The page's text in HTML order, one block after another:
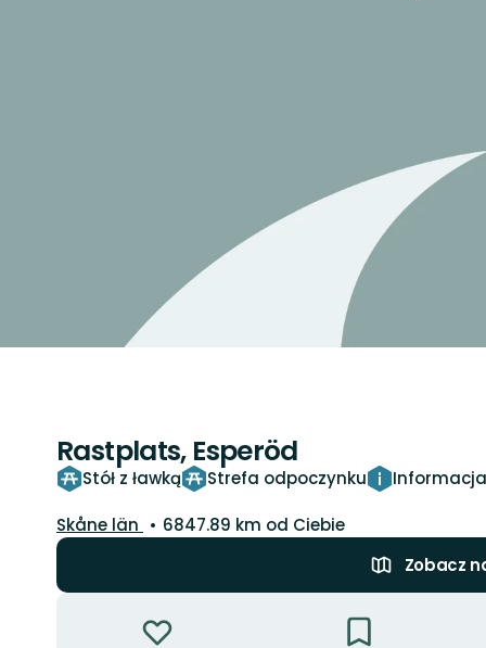
Rastplats, Esperöd
Stół z ławką Strefa odpoczynku Informacja
Województwo:
Skåne län
6847.89 km od Ciebie
Zobacz